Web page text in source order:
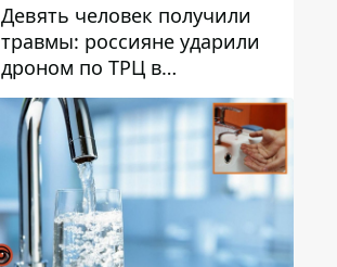
Девять человек получили
травмы: россияне ударили
дроном по ТРЦ в
Павлограде, будет ли
работать заведение в
дальнейшем